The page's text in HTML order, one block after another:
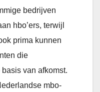
bedrijven
hbo’ers, terwijl
prima kunnen
die
van afkomst.
mbo-